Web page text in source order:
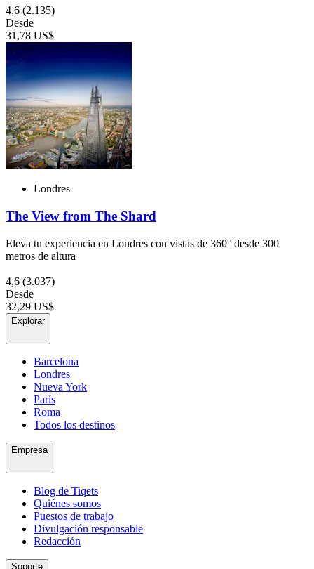
4,6 (2.135)
Desde
31,78 US$
Londres
The View from The Shard
Eleva tu experiencia en Londres con vistas de 360° desde 300
metros de altura
4,6 (3.037)
Desde
32,29 US$
Explorar
Barcelona
Londres
Nueva York
París
Roma
Todos los destinos
Empresa
Blog de Tiqets
Quiénes somos
Puestos de trabajo
Divulgación responsable
Redacción
Soporte